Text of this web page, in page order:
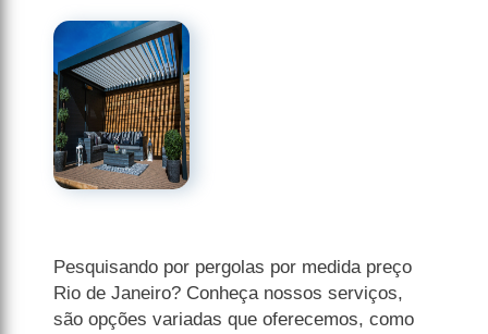
Pesquisando por pergolas por medida preço
Rio de Janeiro? Conheça nossos serviços,
são opções variadas que oferecemos, como